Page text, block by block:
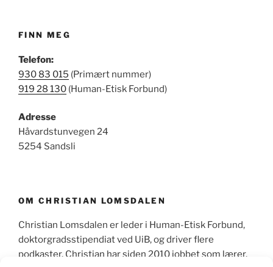
FINN MEG
Telefon:
930 83 015 (Primært nummer)
919 28 130 (Human-Etisk Forbund)
Adresse
Håvardstunvegen 24
5254 Sandsli
OM CHRISTIAN LOMSDALEN
Christian Lomsdalen er leder i Human-Etisk Forbund,
doktorgradsstipendiat ved UiB, og driver flere
podkaster. Christian har siden 2010 jobbet som lærer,